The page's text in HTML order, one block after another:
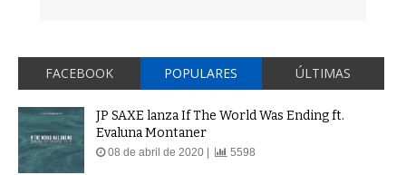
FACEBOOK POPULARES ÚLTIMAS
JP SAXE lanza If The World Was Ending ft.
Evaluna Montaner
08 de abril de 2020 | 5598